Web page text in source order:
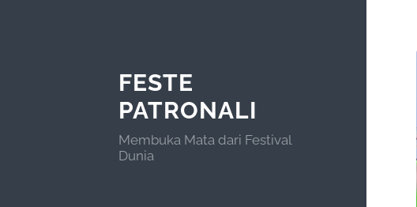
FESTE
PATRONALI
Membuka Mata dari Festival
Dunia